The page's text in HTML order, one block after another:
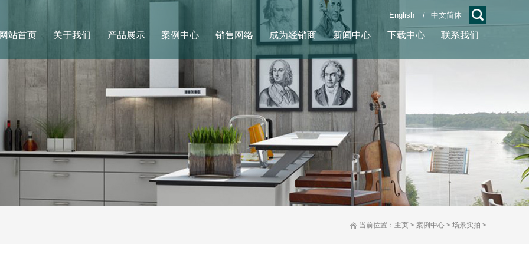
English / 中文简体
站首页 关于我们 产品展示 案例中心 销售网络 成为经销商 新闻中心 下载中心 联系我们
当前位置： 主页> 案例中心> 场景实拍 >